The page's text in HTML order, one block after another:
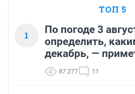
ТОП 5
1
По погоде 3
определить,
декабрь, —
87 277 11